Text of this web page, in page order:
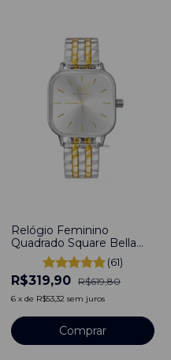
Relógio Feminino
Quadrado Square Bella
Gold Aço Inoxidável
banhado a titânio (61)
R$319,90 R$619,80
6 x de R$53,32 sem juros
Comprar